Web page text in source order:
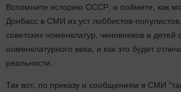
Вспомните историю СССР, и поймете, как
Донбасс в СМИ из уст лоббистов-
советских номенклатур, чиновников и детей
номенклатурного века, и как это будет
реальности.
Так вот, по приказу и сообщениям в СМИ